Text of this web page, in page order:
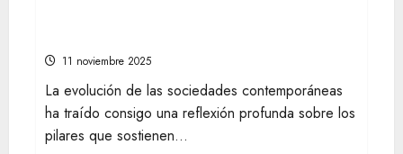
11 noviembre 2025
La evolución de las sociedades contemporáneas
ha traído consigo una reflexión profunda sobre los
pilares que sostienen...